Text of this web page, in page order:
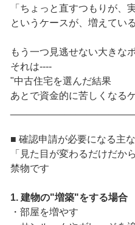
「ちょっと直すつもりが、
というケースが、増えてい
もう一つ見逃せない大きな
それは----
"中古住宅を選んだ結果
あとで資金的に苦しくなる
■ 確認申請が必要になる主
「見た目が変わるだけだか
禁物です
1. 建物の"増築"をする場合
・部屋を増やす